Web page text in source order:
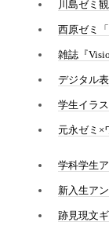
川島ゼミ
西原ゼミ
雑誌『
デジタル
学生イラ
元永ゼミ×
学科学生
新入生ア
跡見現文